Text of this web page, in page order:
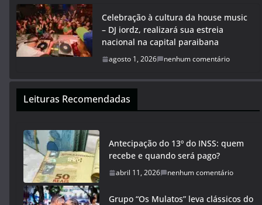
Celebração à cultura da house music
– DJ iordz, realizará sua estreia
nacional na capital paraibana
agosto 1, 2026 nenhum comentário
Leituras Recomendadas
Antecipação do 13º do INSS: quem
recebe e quando será pago?
abril 11, 2026 nenhum comentário
Grupo “Os Mulatos” leva clássicos do